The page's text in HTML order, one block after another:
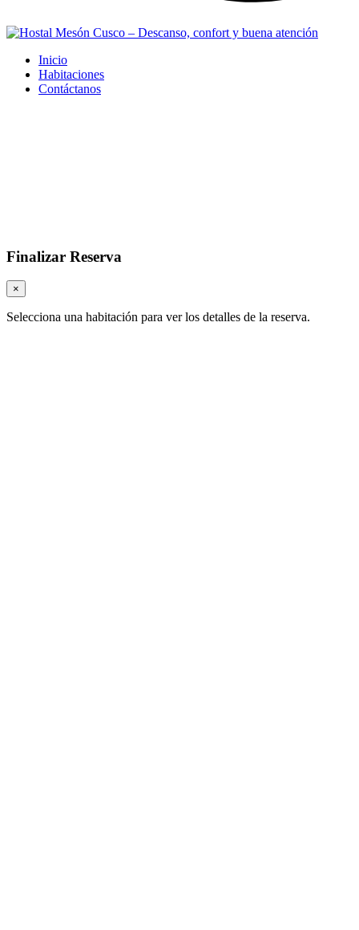
Inicio
Habitaciones
Contáctanos
Finalizar Reserva
×
Selecciona una habitación para ver los detalles de la reserva.